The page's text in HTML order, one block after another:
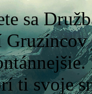
sa
ti svoje